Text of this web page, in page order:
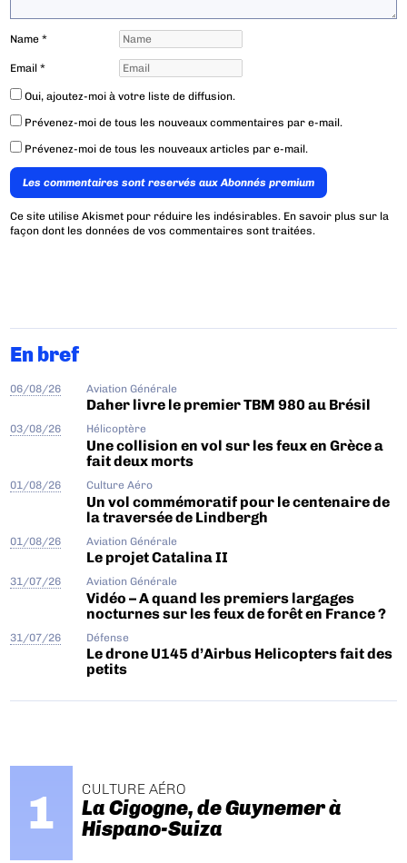
Name*
Email*
Oui, ajoutez-moi à votre liste de diffusion.
Prévenez-moi de tous les nouveaux commentaires par e-mail.
Prévenez-moi de tous les nouveaux articles par e-mail.
Les commentaires sont reservés aux Abonnés premium
Ce site utilise Akismet pour réduire les indésirables. En savoir plus sur la
façon dont les données de vos commentaires sont traitées.
En bref
06/08/26 Aviation Générale
Daher livre le premier TBM 980 au Brésil
03/08/26 Hélicoptère
Une collision en vol sur les feux en Grèce a
fait deux morts
01/08/26 Culture Aéro
Un vol commémoratif pour le centenaire de
la traversée de Lindbergh
01/08/26 Aviation Générale
Le projet Catalina II
31/07/26 Aviation Générale
Vidéo – A quand les premiers largages
nocturnes sur les feux de forêt en France ?
31/07/26 Défense
Le drone U145 d’Airbus Helicopters fait des
petits
CULTURE AÉRO
La Cigogne, de Guynemer à
Hispano-Suiza